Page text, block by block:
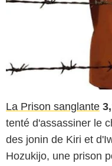
La Prison sanglante
tenté d'assassiner le
des jonin de Kiri et
Hozukijo, une prison